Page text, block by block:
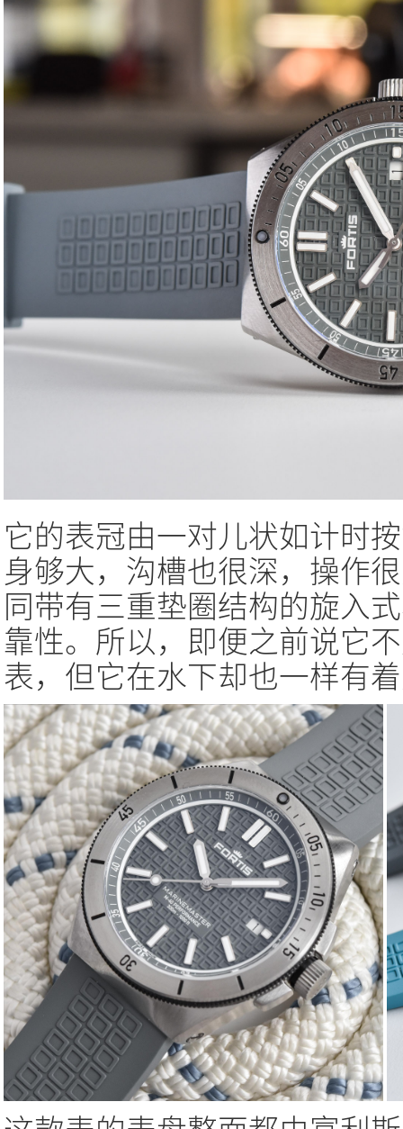
它的表冠由一对儿状如计时
身够大，沟槽也很深，操作
同带有三重垫圈结构的旋入
靠性。所以，即便之前说它
表，但它在水下却也一样有